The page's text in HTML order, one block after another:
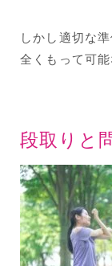
しかし適切な
全くもって可能
段取りと